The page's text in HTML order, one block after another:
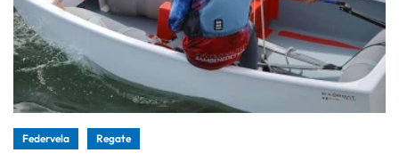
Federvela Regate